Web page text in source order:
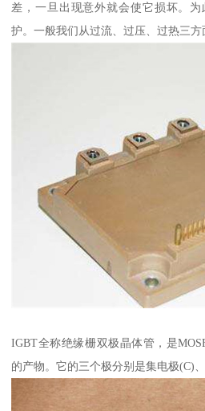
差，一旦出现意外就会使它损坏。
护。一般我们从过流、过压、过热三
IGBT全称绝缘栅双极晶体管，是
的产物。它的三个极分别是集电极(C)